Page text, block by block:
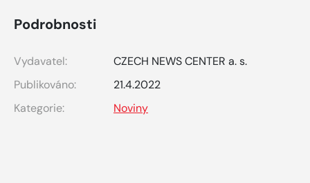
Podrobnosti
Vydavatel:
CZECH NEWS CENTER a. s.
Publikováno:
21.4.2022
Kategorie:
Noviny